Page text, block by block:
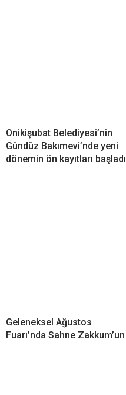
Onikişubat Belediyesi’nin
Gündüz Bakımevi’nde yeni
dönemin ön kayıtları başladı
Geleneksel Ağustos
Fuarı’nda Sahne Zakkum’un